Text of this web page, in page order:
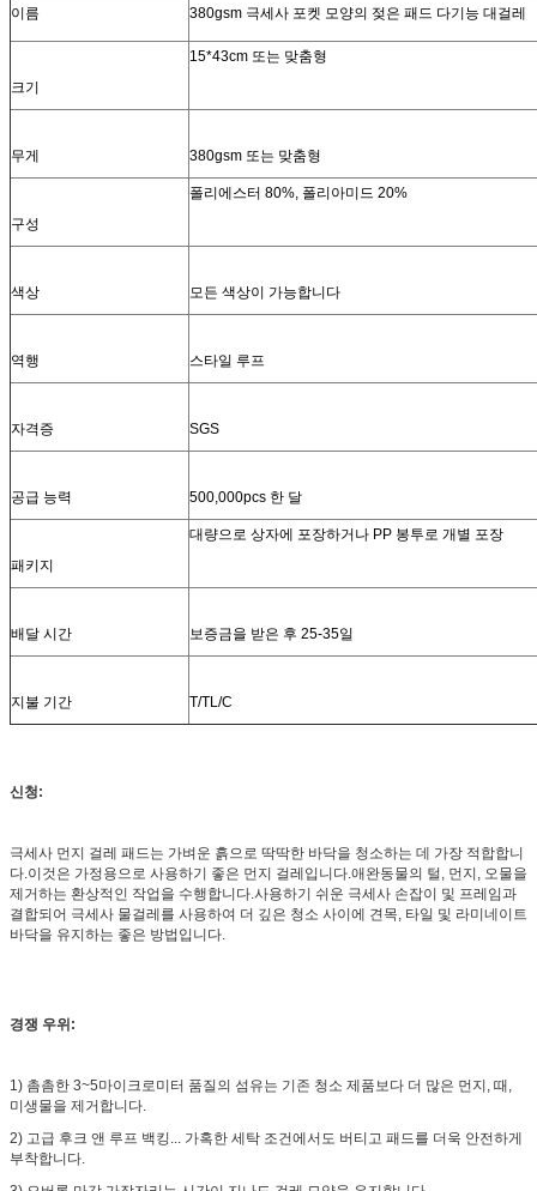
이름 380gsm 극세사 포켓 모양의 젖은 패드 다기능 대걸레
크기
15*43cm 또는 맞춤형
무게 380gsm 또는 맞춤형
구성
폴리에스터 80%, 폴리아미드 20%
색상 모든 색상이 가능합니다
역행 스타일 루프
자격증 SGS
공급 능력 500,000pcs 한 달
패키지
대량으로 상자에 포장하거나 PP 봉투로 개별 포장
배달 시간 보증금을 받은 후 25-35일
지불 기간 T/TL/C
신청:
극세사 먼지 걸레 패드는 가벼운 흙으로 딱딱한 바닥을 청소하는 데 가장 적합합니
다.이것은 가정용으로 사용하기 좋은 먼지 걸레입니다.애완동물의 털, 먼지, 오물을
제거하는 환상적인 작업을 수행합니다.사용하기 쉬운 극세사 손잡이 및 프레임과
결합되어 극세사 물걸레를 사용하여 더 깊은 청소 사이에 견목, 타일 및 라미네이트
바닥을 유지하는 좋은 방법입니다.
경쟁 우위:
1) 촘촘한 3~5마이크로미터 품질의 섬유는 기존 청소 제품보다 더 많은 먼지, 때,
미생물을 제거합니다.
2) 고급 후크 앤 루프 백킹... 가혹한 세탁 조건에서도 버티고 패드를 더욱 안전하게
부착합니다.